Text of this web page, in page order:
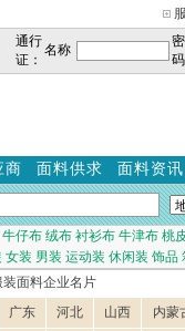
通行
证：
名称
密
码
商 面料供求
面料资讯
牛仔布 绒布 衬衫布 牛津布 桃
女装 男装 运动装 休闲装 饰品
装面料企业名片
广东 河北 山西
内蒙